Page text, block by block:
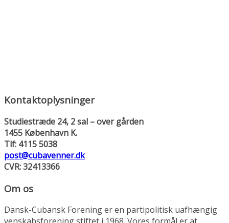
Kontaktoplysninger
Studiestræde 24, 2 sal – over gården
1455 København K.
Tlf: 4115 5038
post@cubavenner.dk
CVR: 32413366
Om os
Dansk-Cubansk Forening er en partipolitisk uafhængig